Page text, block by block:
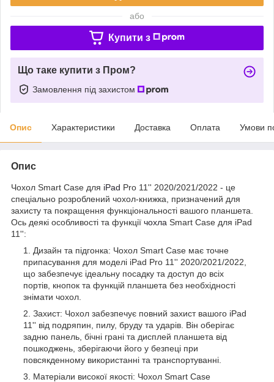
або
Купити з
Що таке купити з Пром?
Замовлення під захистом
Опис Характеристики Доставка Оплата Умови
Опис
Чохол Smart Case для iPad Pro 11'' 2020/2021/2022 - це
спеціально розроблений чохол-книжка, призначений для
захисту та покращення функціональності вашого планшета.
Ось деякі особливості та функції чохла Smart Case для iPad
11'':
Дизайн та підгонка: Чохол Smart Case має точне
припасування для моделі iPad Pro 11'' 2020/2021/2022,
що забезпечує ідеальну посадку та доступ до всіх
портів, кнопок та функцій планшета без необхідності
знімати чохол.
Захист: Чохол забезпечує повний захист вашого iPad
11'' від подряпин, пилу, бруду та ударів. Він оберігає
задню панель, бічні грані та дисплей планшета від
пошкоджень, зберігаючи його у безпеці при
повсякденному використанні та транспортуванні.
Матеріали високої якості: Чохол Smart Case